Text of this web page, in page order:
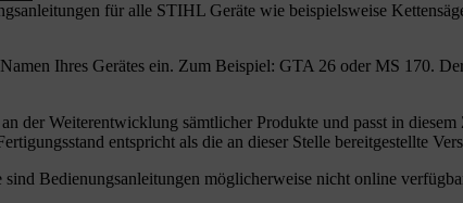
für alle STIHL Geräte wie beispielsweise
Ihres Gerätes ein. Zum Beispiel: GTA 26 oder MS 170.
der Weiterentwicklung sämtlicher Produkte und passt in
entspricht als die an dieser Stelle bereitgestellte
sind Bedienungsanleitungen möglicherweise nicht online